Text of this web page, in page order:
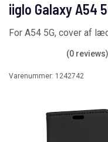
iiglo Galaxy A54
For A54 5G, cover af
(0 reviews)
Varenummer: 1242742